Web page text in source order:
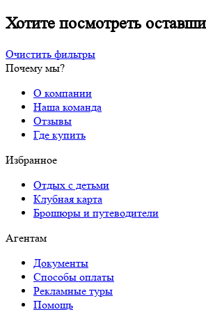
Хотите посмотреть
Очистить фильтры
Почему мы?
О компании
Наша команда
Отзывы
Где купить
Избранное
Отдых с детьми
Клубная карта
Брошюры и путеводители
Агентам
Документы
Способы оплаты
Рекламные туры
Помощь